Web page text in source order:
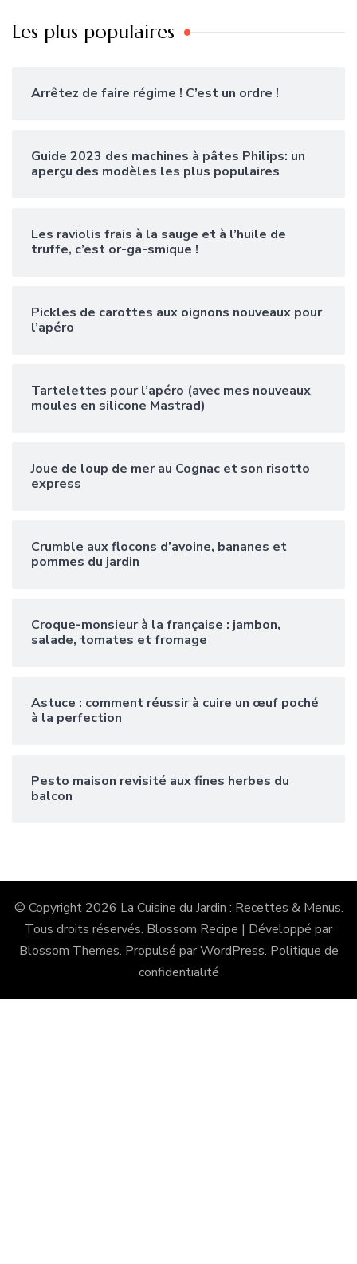
Les plus populaires
Arrêtez de faire régime ! C’est un ordre !
Guide 2023 des machines à pâtes Philips: un
aperçu des modèles les plus populaires
Les raviolis frais à la sauge et à l’huile de
truffe, c’est or-ga-smique !
Pickles de carottes aux oignons nouveaux pour
l’apéro
Tartelettes pour l’apéro (avec mes nouveaux
moules en silicone Mastrad)
Joue de loup de mer au Cognac et son risotto
express
Crumble aux flocons d’avoine, bananes et
pommes du jardin
Croque-monsieur à la française : jambon,
salade, tomates et fromage
Astuce : comment réussir à cuire un œuf poché
à la perfection
Pesto maison revisité aux fines herbes du
balcon
© Copyright 2026 La Cuisine du Jardin : Recettes & Menus.
Tous droits réservés. Blossom Recipe | Développé par
Blossom Themes. Propulsé parWordPress. Politique de
confidentialité